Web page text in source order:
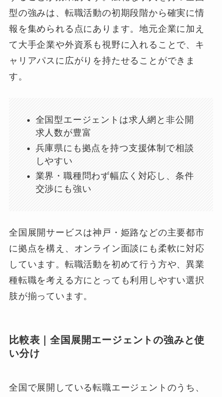
型の強みは、転職活動の初期段階から確実に情
報を集められる点にあります。地元企業に加え
て大手企業や外資系も視野に入れることで、キ
ャリアパスに広がりを持たせることができま
す。
全国型エージェントは求人網と非公開
求人数が豊富
兵庫県にも拠点を持つ支援体制で相談
しやすい
業界・職種問わず幅広く対応し、条件
交渉にも強い
全国展開サービスは神戸・姫路などの主要都市
に拠点を構え、オンライン面談にも柔軟に対応
しています。転職活動を初めて行う方や、異業
種転職を考える方にとっても利用しやすい選択
肢が揃っています。
比較表｜全国展開エージェントの強みと使
い分け
全国で展開している転職エージェントのうち、